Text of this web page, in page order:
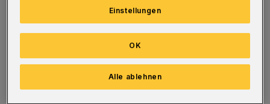
zahllose Kaugummis auf den neuen Boden
gespuckt und festgetreten. Das ESW-
Reinigungsteam entfernt etwa 100 Kaugummis
pro Arbeitsschicht. Sie hinterlassen auch nach
dem Entfernen Flecken, die äußerst schwierig
Einstellungen
Alle ablehnen
OK